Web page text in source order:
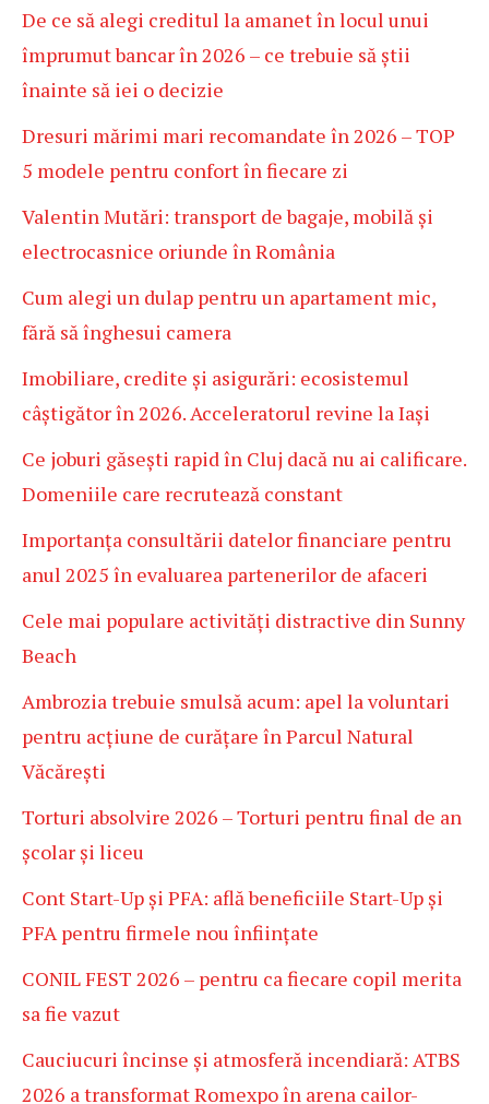
De ce să alegi creditul la amanet în locul unui
împrumut bancar în 2026 – ce trebuie să știi
înainte să iei o decizie
Dresuri mărimi mari recomandate în 2026 – TOP
5 modele pentru confort în fiecare zi
Valentin Mutări: transport de bagaje, mobilă și
electrocasnice oriunde în România
Cum alegi un dulap pentru un apartament mic,
fără să înghesui camera
Imobiliare, credite și asigurări: ecosistemul
câștigător în 2026. Acceleratorul revine la Iași
Ce joburi găsești rapid în Cluj dacă nu ai calificare.
Domeniile care recrutează constant
Importanța consultării datelor financiare pentru
anul 2025 în evaluarea partenerilor de afaceri
Cele mai populare activități distractive din Sunny
Beach
Ambrozia trebuie smulsă acum: apel la voluntari
pentru acțiune de curățare în Parcul Natural
Văcărești
Torturi absolvire 2026 – Torturi pentru final de an
școlar și liceu
Cont Start-Up și PFA: află beneficiile Start-Up și
PFA pentru firmele nou înființate
CONIL FEST 2026 – pentru ca fiecare copil merita
sa fie vazut
Cauciucuri încinse și atmosferă incendiară: ATBS
2026 a transformat Romexpo în arena cailor-